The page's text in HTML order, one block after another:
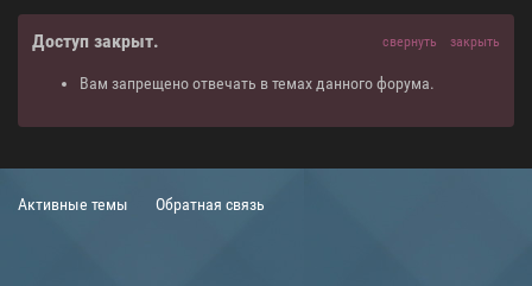
Доступ закрыт. свернуть закрыть
Вам запрещено отвечать в темах данного форума.
Активные темы Обратная связь